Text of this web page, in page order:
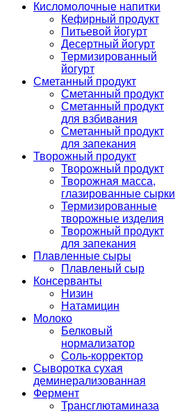
Кисломолочные напитки
Кефирный продукт
Питьевой йогурт
Десертный йогурт
Термизированный
йогурт
Сметанный продукт
Сметанный продукт
Сметанный продукт
для взбивания
Сметанный продукт
для запекания
Творожный продукт
Творожный продукт
Творожная масса,
глазированные сырки
Термизированные
творожные изделия
Творожный продукт
для запекания
Плавленные сыры
Плавленый сыр
Консерванты
Низин
Натамицин
Молоко
Белковый
нормализатор
Соль-корректор
Сыворотка сухая
деминерализованная
Фермент
Трансглютаминаза